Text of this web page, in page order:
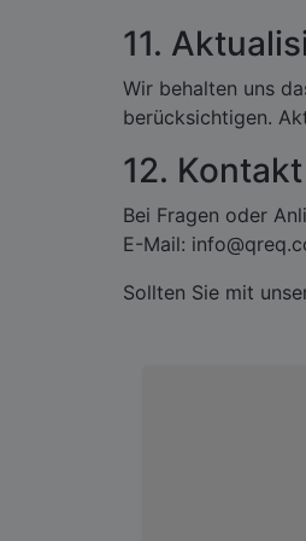
11.
Wir behalten uns
berücksichtigen.
12.
Bei Fragen oder
E-Mail:
Sollten Sie mit